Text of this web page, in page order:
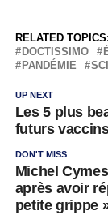
RELATED TOPICS:
DOCTISSIMO
PANDÉMIE
UP NEXT
Les 5 plus
futurs
DON'T MISS
Michel
après avoir
petite grippe